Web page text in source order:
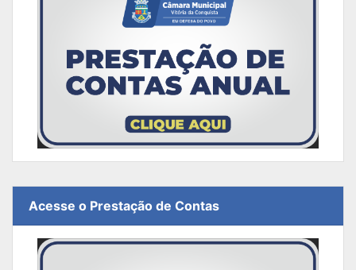
Acesse o Prestação de Contas